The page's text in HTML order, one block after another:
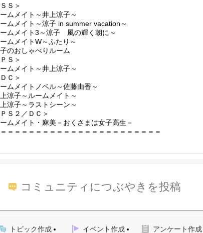
Ｓ＞
ムメイト～井上涼子～
ムメイト～涼子 in summer vacation～
ムメイト3～涼子 風の輝く朝に～
ムメイトW～ふたり～
のおしゃべりルーム
Ｓ＞
ムメイト～井上涼子～
Ｃ＞
ムメイトノベル～佐藤由香～
涼子～ルームメイト～
涼子～ラストシーン～
Ｓ２／ＤＣ＞
ムメイト・麻美－おくさまは女子高生－
＝＝＝＝＝＝＝＝＝＝＝＝＝＝＝＝＝＝＝＝＝＝
コミュニティにつぶやきを投稿
トピック作成 イベント作成 アンケート作成